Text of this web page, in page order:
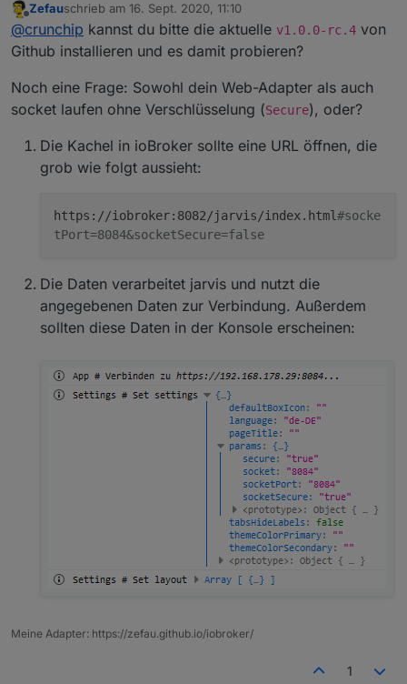
FF, ist nix verschwunden.
Auch hatte ich es mit dem Handy probiert, da auch
nur der Ladekreis
Zefauschrieb am 16. Sept. 2020, 11:10
zuletzt editiert von
@crunchip kannst du bitte die aktuelle v1.0.0-rc.4 von
Github installieren und es damit probieren?
Noch eine Frage: Sowohl dein Web-Adapter als auch
socket laufen ohne Verschlüsselung (Secure), oder?
Die Kachel in ioBroker sollte eine URL öffnen, die
grob wie folgt aussieht:
https://iobroker:8082/jarvis/index.html#socke
tPort=8084&socketSecure=false
Die Daten verarbeitet jarvis und nutzt die
angegebenen Daten zur Verbindung. Außerdem
sollten diese Daten in der Konsole erscheinen:
Meine Adapter: https://zefau.github.io/iobroker/
1